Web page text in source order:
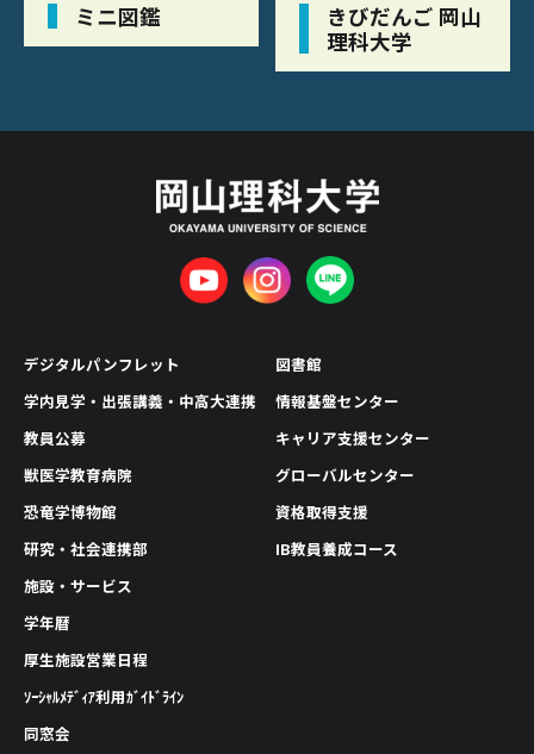
ミニ図鑑
きびだんご 岡山
理科大学
デジタルパンフレット
学内見学・出張講義・中高大連携
教員公募
獣医学教育病院
恐竜学博物館
研究・社会連携部
図書館
情報基盤センター
キャリア支援センター
グローバルセンター
資格取得支援
IB教員養成コース
施設・サービス
学年暦
厚生施設営業日程
ｿｰｼｬﾙﾒﾃﾞｨｱ利用ｶﾞｲﾄﾞﾗｲﾝ
同窓会